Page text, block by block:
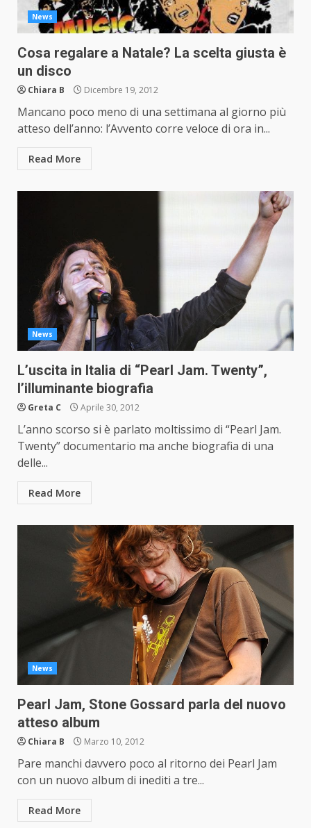
News
Cosa regalare a Natale? La scelta giusta è
un disco
Chiara B Dicembre 19, 2012
Mancano poco meno di una settimana al giorno più
atteso dell’anno: l’Avvento corre veloce di ora in...
Read More
News
L’uscita in Italia di “Pearl Jam. Twenty”,
l’illuminante biografia
Greta C Aprile 30, 2012
L’anno scorso si è parlato moltissimo di “Pearl Jam.
Twenty” documentario ma anche biografia di una
delle...
Read More
News
Pearl Jam, Stone Gossard parla del nuovo
atteso album
Chiara B Marzo 10, 2012
Pare manchi davvero poco al ritorno dei Pearl Jam
con un nuovo album di inediti a tre...
Read More